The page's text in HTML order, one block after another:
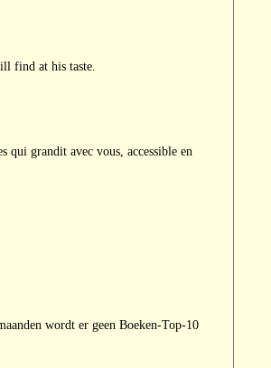
find at his taste.
qui grandit avec vous, accessible en
wordt er geen Boeken-Top-10